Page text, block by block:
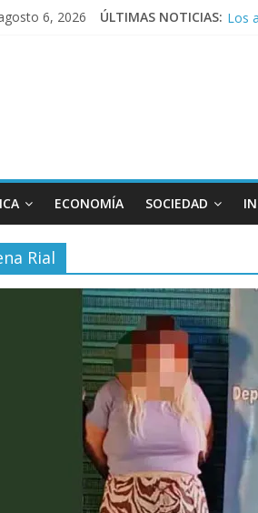
6, 2026 ÚLTIMAS NOTICIAS: Los
ECONOMÍA SOCIEDAD
Rial